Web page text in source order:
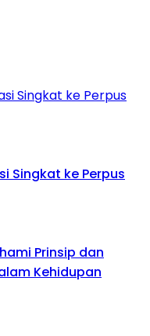
Singkat ke Perpus
Prinsip dan
Kehidupan